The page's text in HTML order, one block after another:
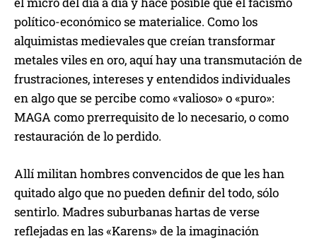
político-económico se materialice. Como los
alquimistas medievales que creían transformar
metales viles en oro, aquí hay una transmutación de
frustraciones, intereses y entendidos individuales
en algo que se percibe como «valioso» o «puro»:
MAGA como prerrequisito de lo necesario, o como
restauración de lo perdido.
Allí militan hombres convencidos de que les han
quitado algo que no pueden definir del todo, sólo
sentirlo. Madres suburbanas hartas de verse
reflejadas en las «Karens» de la imaginación